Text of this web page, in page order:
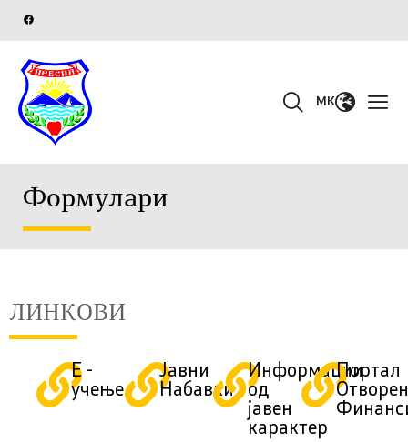
MK
Формулари​
ЛИНКОВИ
E -
учење
Јавни
Набавки
Информации
од
јавен
карактер
Портал